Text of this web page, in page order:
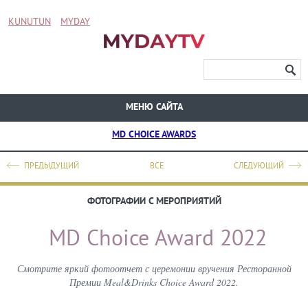
KUNUTUN MYDAY
МЕНЮ САЙТА
MD CHOICE AWARDS
ВСЕ
ПРЕДЫДУЩИЙ СЛЕДУЮЩИЙ
ФОТОГРАФИИ С МЕРОПРИЯТИЙ
MD Choice Award 2022
Смотрите яркий фотоотчет с церемонии вручения Ресторанной
Премии Meal&Drinks Choice Award 2022.